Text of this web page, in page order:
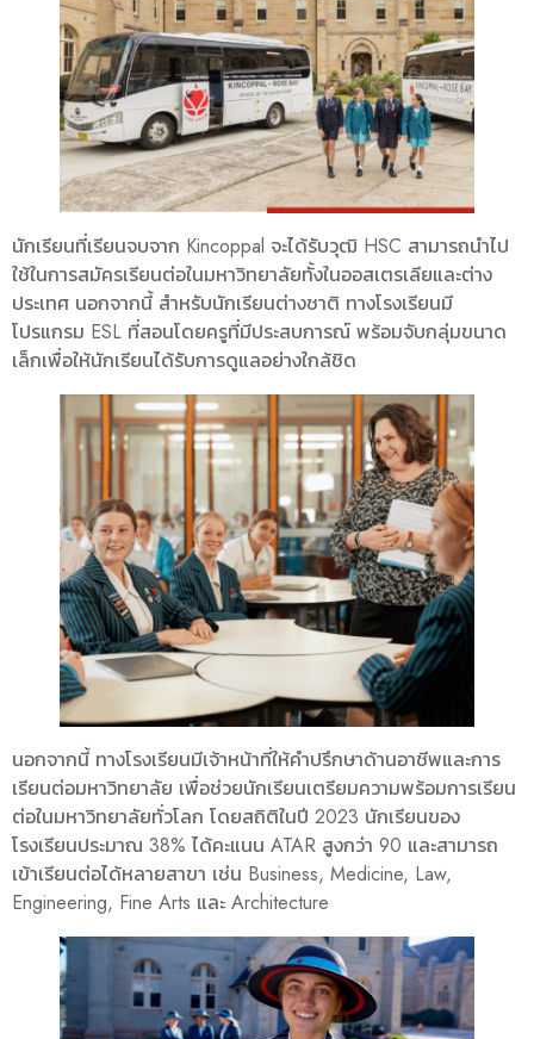
นักเรียนที่เรียนจบจาก Kincoppal จะได้รับวุฒิ HSC สามารถนำไป
ใช้ในการสมัครเรียนต่อในมหาวิทยาลัยทั้งในออสเตรเลียและต่าง
ประเทศ นอกจากนี้ สำหรับนักเรียนต่างชาติ ทางโรงเรียนมี
โปรแกรม ESL ที่สอนโดยครูที่มีประสบการณ์ พร้อมจับกลุ่มขนาด
เล็กเพื่อให้นักเรียนได้รับการดูแลอย่างใกล้ชิด
นอกจากนี้ ทางโรงเรียนมีเจ้าหน้าที่ให้คำปรึกษาด้านอาชีพและการ
เรียนต่อมหาวิทยาลัย เพื่อช่วยนักเรียนเตรียมความพร้อมการเรียน
ต่อในมหาวิทยาลัยทั่วโลก โดยสถิติในปี 2023 นักเรียนของ
โรงเรียนประมาณ 38% ได้คะแนน ATAR สูงกว่า 90 และสามารถ
เข้าเรียนต่อได้หลายสาขา เช่น Business, Medicine, Law,
Engineering, Fine Arts และ Architecture